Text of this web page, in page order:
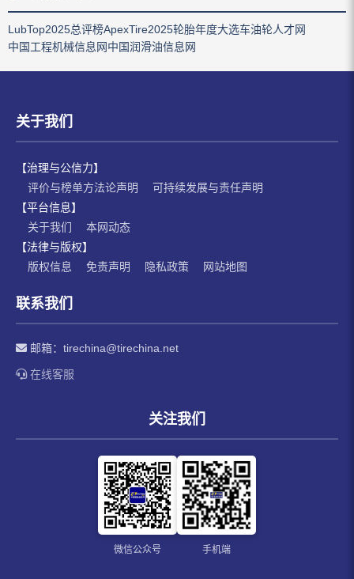
LubTop2025总评榜ApexTire2025轮胎年度大选车油轮人才网
中国工程机械信息网中国润滑油信息网
关于我们
【治理与公信力】
评价与榜单方法论声明
可持续发展与责任声明
【平台信息】
关于我们
本网动态
【法律与版权】
版权信息
免责声明 隐私政策 网站地图
联系我们
邮箱： tirechina@tirechina.net
在线客服
关注我们
微信公众号 手机端